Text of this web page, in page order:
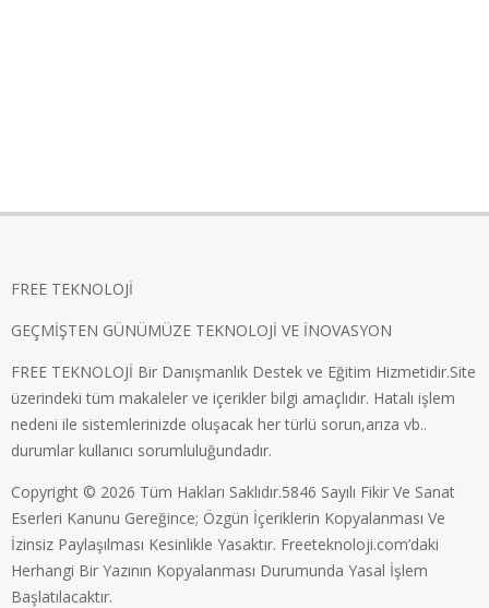
FREE TEKNOLOJİ
GEÇMİŞTEN GÜNÜMÜZE TEKNOLOJİ VE İNOVASYON
FREE TEKNOLOJİ Bir Danışmanlık Destek ve Eğitim Hizmetidir.Site
üzerindeki tüm makaleler ve içerikler bilgi amaçlıdır. Hatalı işlem
nedeni ile sistemlerinizde oluşacak her türlü sorun,arıza vb..
durumlar kullanıcı sorumluluğundadır.
Copyright © 2026 Tüm Hakları Saklıdır.5846 Sayılı Fikir Ve Sanat
Eserleri Kanunu Gereğince; Özgün İçeriklerin Kopyalanması Ve
İzinsiz Paylaşılması Kesinlikle Yasaktır. Freeteknoloji.com’daki
Herhangi Bir Yazının Kopyalanması Durumunda Yasal İşlem
Başlatılacaktır.